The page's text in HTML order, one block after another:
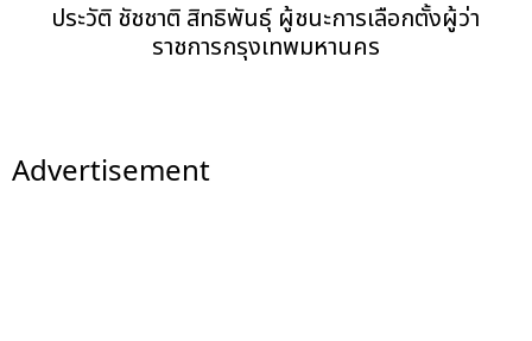
ประวัติ ชัชชาติ สิทธิพันธ์ุ ผู้ชนะการเลือกตั้งผู้ว่า
ราชการกรุงเทพมหานคร
Advertisement